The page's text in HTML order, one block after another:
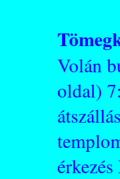
Volán
oldal)